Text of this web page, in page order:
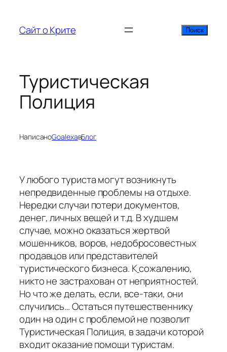
содержимому
Сайт о Крите Поиск
Поиск
Туристическая
Полиция
НаписаноGoalexaвБлог
У любого туриста могут возникнуть
непредвиденные проблемы на отдыхе.
Нередки случаи потери документов,
денег, личных вещей и т.д. В худшем
случае, можно оказаться жертвой
мошенников, воров, недобросовестных
продавцов или представителей
туристического бизнеса. Ксожалению,
никто не застрахован от неприятностей.
Но что же делать, если, все-таки, они
случились… Остаться путешественнику
один на один с проблемой не позволит
Туристическая Полиция, в задачи которой
входит оказание помощи туристам.